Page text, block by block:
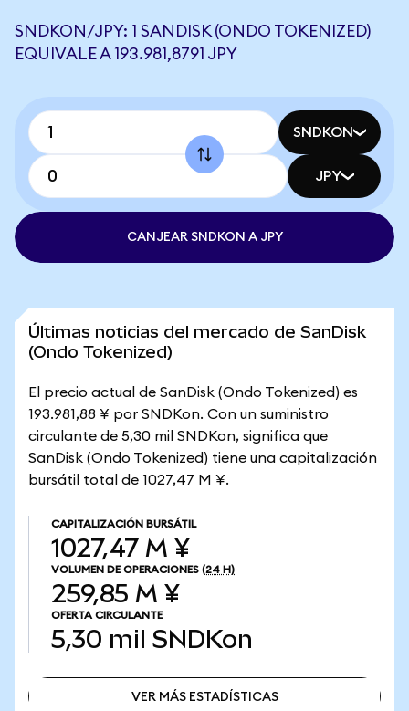
SNDKON/JPY: 1 SANDISK (ONDO TOKENIZED)
EQUIVALE A 193.981,8791 JPY
SNDKON
JPY
CANJEAR SNDKON A JPY
Últimas noticias del mercado de SanDisk
(Ondo Tokenized)
El precio actual de SanDisk (Ondo Tokenized) es
193.981,88 ¥ por SNDKon. Con un suministro
circulante de 5,30 mil SNDKon, significa que
SanDisk (Ondo Tokenized) tiene una capitalización
bursátil total de 1027,47 M ¥.
CAPITALIZACIÓN BURSÁTIL
1027,47 M ¥
VOLUMEN DE OPERACIONES (24 H)
259,85 M ¥
OFERTA CIRCULANTE
5,30 mil SNDKon
VER MÁS ESTADÍSTICAS